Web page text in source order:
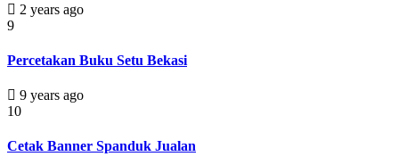
2 years ago
9
Percetakan Buku Setu Bekasi
9 years ago
10
Cetak Banner Spanduk Jualan